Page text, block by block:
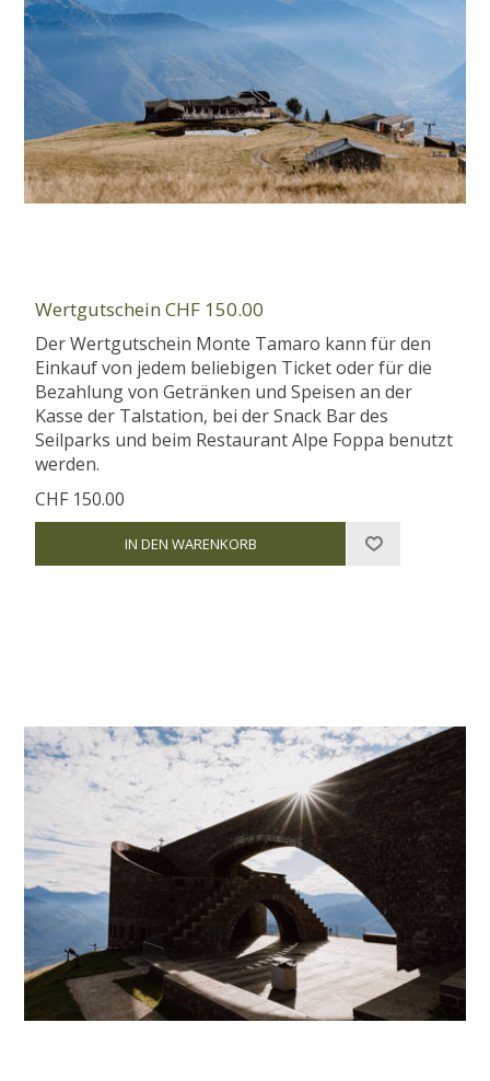
Wertgutschein CHF 150.00
Der Wertgutschein Monte Tamaro kann für den
Einkauf von jedem beliebigen Ticket oder für die
Bezahlung von Getränken und Speisen an der
Kasse der Talstation, bei der Snack Bar des
Seilparks und beim Restaurant Alpe Foppa benutzt
werden.
CHF 150.00